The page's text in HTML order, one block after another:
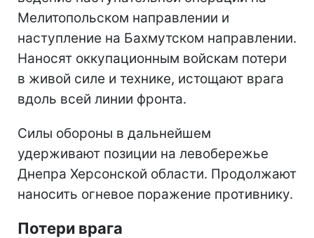
Мелитопольском направлении и
наступление на Бахмутском направлении.
Наносят оккупационным войскам потери
в живой силе и технике, истощают врага
вдоль всей линии фронта.
Силы обороны в дальнейшем
удерживают позиции на левобережье
Днепра Херсонской области. Продолжают
наносить огневое поражение противнику.
Потери врага